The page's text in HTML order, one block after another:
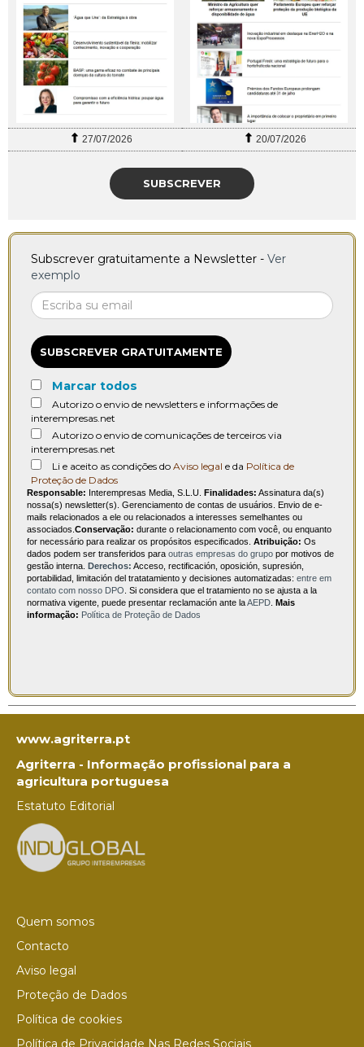
27/07/2026 20/07/2026
SUBSCREVER
Subscrever gratuitamente a Newsletter - Ver
exemplo
SUBSCREVER GRATUITAMENTE
Marcar todos
Autorizo o envio de newsletters e informações de
interempresas.net
Autorizo o envio de comunicações de terceiros via
interempresas.net
Li e aceito as condições do Aviso legal e da Política de
Proteção de Dados
Responsable: Interempresas Media, S.L.U. Finalidades: Assinatura da(s)
nossa(s) newsletter(s). Gerenciamento de contas de usuários. Envio de e-
mails relacionados a ele ou relacionados a interesses semelhantes ou
associados. Conservação: durante o relacionamento com você, ou enquanto
for necessário para realizar os propósitos especificados. Atribuição: Os
dados podem ser transferidos para outras empresas do grupo por motivos de
gestão interna. Derechos: Acceso, rectificación, oposición, supresión,
portabilidad, limitación del tratatamiento y decisiones automatizadas: entre em
contato com nosso DPO . Si considera que el tratamiento no se ajusta a la
normativa vigente, puede presentar reclamación ante laAEPD Mais
informação: Política de Proteção de Dados
www.agriterra.pt
Agriterra - Informação profissional para a
agricultura portuguesa
Estatuto Editorial
Quem somos
Contacto
Aviso legal
Proteção de Dados
Política de cookies
Política de Privacidade Nas Redes Sociais